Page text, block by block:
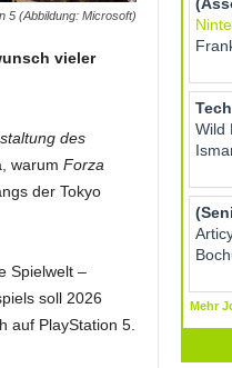
5 (Abbildung: Microsoft)
vieler
des
warum Forza
der Tokyo
Spielwelt –
soll 2026
auf PlayStation 5.